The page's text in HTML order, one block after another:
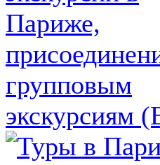
Париже,
групповым
экскурсиям